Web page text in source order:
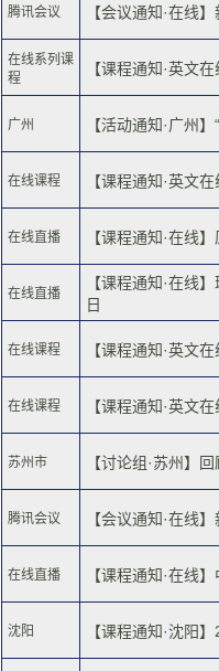
腾讯会议 【会议通知·在线
在线系列课
程
【课程通知·英文
广州 【活动通知·广州
在线课程 【课程通知·英文
在线直播 【课程通知·在线
在线直播
【课程通知·在线
日
在线课程 【课程通知·英文
在线课程 【课程通知·英文
苏州市 【讨论组·苏州】
腾讯会议 【会议通知·在线
在线直播 【课程通知·在线
沈阳 【课程通知·沈阳